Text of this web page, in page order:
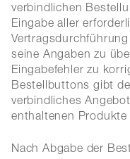
verbindlichen
Eingabe aller
seine Angaben zu
Eingabefehler zu
Bestellbuttons gibt
verbindliches
enthaltenen Produkte
Nach Abgabe der